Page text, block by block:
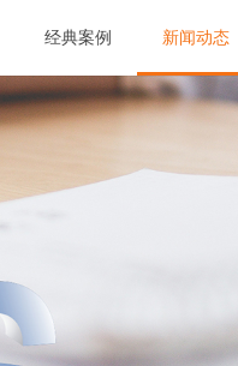
经典案例 新闻动态